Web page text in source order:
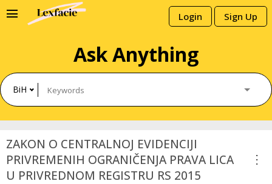
Login Sign Up
menu
Ask Anything
BiH
ZAKON O CENTRALNOJ EVIDENCIJI
PRIVREMENIH OGRANIČENJA PRAVA LICA
U PRIVREDNOM REGISTRU RS 2015
more_vert